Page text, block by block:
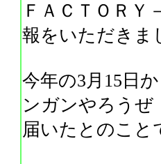
ＦＡＣＴＯＲＹ
報をいただきま
今年の3月15日
ンガンやろうぜ
届いたとのこと